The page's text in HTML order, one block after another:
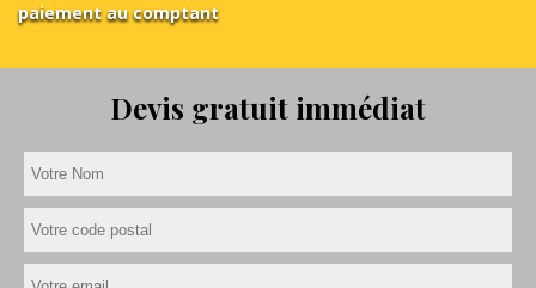
paiement au comptant
Devis gratuit immédiat